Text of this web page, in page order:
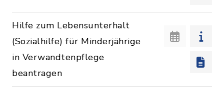
Hilfe zum Lebensunterhalt
(Sozialhilfe) für Minderjährige
in Verwandtenpflege
beantragen